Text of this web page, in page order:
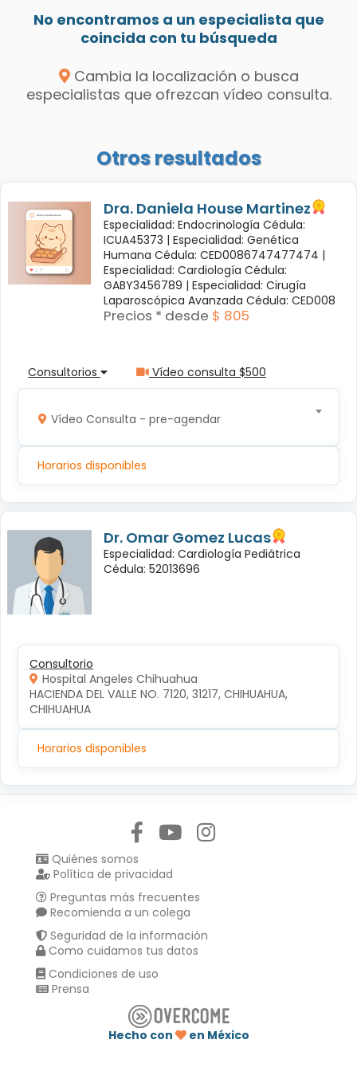
No encontramos a un especialista que
coincida con tu búsqueda
Cambia la localización o busca
especialistas que ofrezcan vídeo consulta.
Otros resultados
Dra. Daniela House Martinez
Especialidad: Endocrinología Cédula:
ICUA45373 | Especialidad: Genética
Humana Cédula: CED0086747477474 |
Especialidad: Cardiología Cédula:
GABY3456789 | Especialidad: Cirugía
Laparoscópica Avanzada Cédula: CED008
Precios * desde $ 805
Consultorios Vídeo consulta $500
Vídeo Consulta - pre-agendar
Horarios disponibles
Dr. Omar Gomez Lucas
Especialidad: Cardiología Pediátrica
Cédula: 52013696
Consultorio
Hospital Angeles Chihuahua
HACIENDA DEL VALLE NO. 7120, 31217, CHIHUAHUA,
CHIHUAHUA
Horarios disponibles
Quiénes somos
Política de privacidad
Preguntas más frecuentes
Recomienda a un colega
Seguridad de la información
Como cuidamos tus datos
Condiciones de uso
Prensa
Hecho con
en México